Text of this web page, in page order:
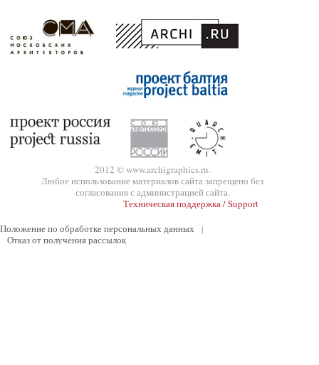
2012 © www.archigraphics.ru.
Любое использование материалов сайта запрещено без
согласования с администрацией сайта.
Техническая поддержка / Support
Положение по обработке персональных данных
|
Отказ от получения рассылок